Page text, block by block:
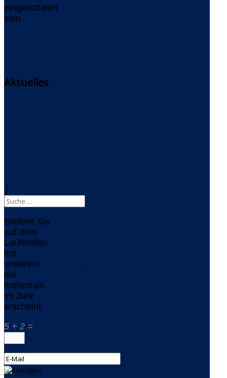
eingeschaltet
sein.
Aktuelles
|
Bleiben Sie
auf dem
Laufenden
mit
unserem
,
der
mehrmals
im Jahr
erscheint
5 + 2 =